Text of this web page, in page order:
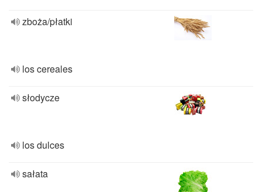
zboża/płatki
los cereales
słodycze
los dulces
sałata